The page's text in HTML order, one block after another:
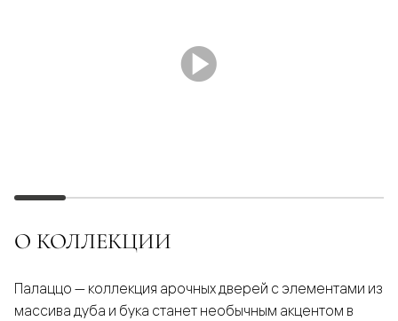
О КОЛЛЕКЦИИ
Палаццо — коллекция арочных дверей с элементами из
массива дуба и бука станет необычным акцентом в